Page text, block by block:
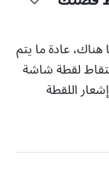
عادة ما يتم
لقطة شاشة
اللقطة